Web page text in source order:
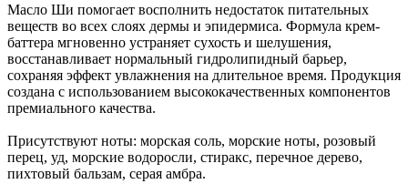
Масло Ши помогает восполнить недостаток питательных
веществ во всех слоях дермы и эпидермиса. Формула крем-
баттера мгновенно устраняет сухость и шелушения,
восстанавливает нормальный гидролипидный барьер,
сохраняя эффект увлажнения на длительное время. Продукция
создана с использованием высококачественных компонентов
премиального качества.
Присутствуют ноты: морская соль, морские ноты, розовый
перец, уд, морские водоросли, стиракс, перечное дерево,
пихтовый бальзам, серая амбра.